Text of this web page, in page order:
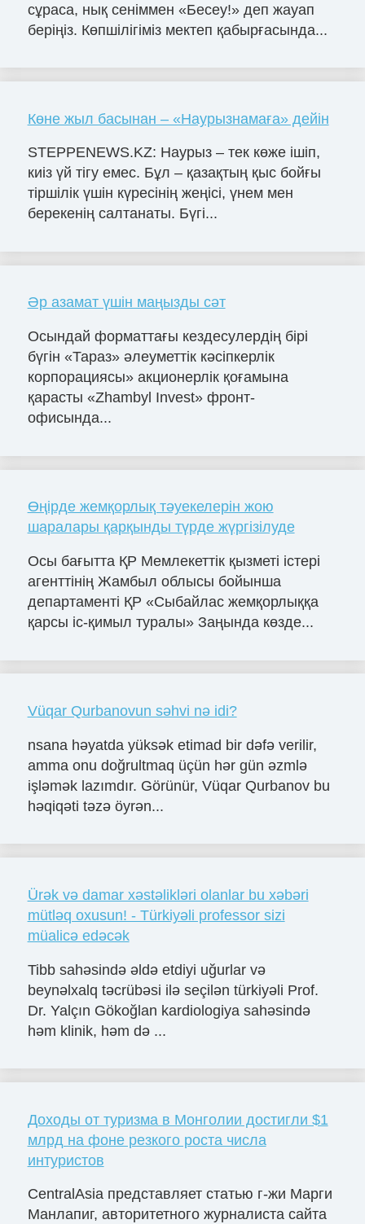
сұраса, нық сеніммен «Бесеу!» деп жауап
беріңіз. Көпшілігіміз мектеп қабырғасында...
Көне жыл басынан – «Наурызнамаға» дейін
STEPPENEWS.KZ: Наурыз – тек көже ішіп,
киіз үй тігу емес. Бұл – қазақтың қыс бойғы
тіршілік үшін күресінің жеңісі, үнем мен
берекенің салтанаты. Бүгі...
Әр азамат үшін маңызды сәт
Осындай форматтағы кездесулердің бірі
бүгін «Тараз» әлеуметтік кәсіпкерлік
корпорациясы» акционерлік қоғамына
қарасты «Zhambyl Invest» фронт-
офисында...
Өңірде жемқорлық тәуекелерін жою
шаралары қарқынды түрде жүргізілуде
Осы бағытта ҚР Мемлекеттік қызметі істері
агенттінің Жамбыл облысы бойынша
департаменті ҚР «Сыбайлас жемқорлыққа
қарсы іс-қимыл туралы» Заңында көзде...
Vüqar Qurbanovun səhvi nə idi?
nsana həyatda yüksək etimad bir dəfə verilir,
amma onu doğrultmaq üçün hər gün əzmlə
işləmək lazımdır. Görünür, Vüqar Qurbanov bu
həqiqəti təzə öyrən...
Ürək və damar xəstəlikləri olanlar bu xəbəri
mütləq oxusun! - Türkiyəli professor sizi
müalicə edəcək
Tibb sahəsində əldə etdiyi uğurlar və
beynəlxalq təcrübəsi ilə seçilən türkiyəli Prof.
Dr. Yalçın Gökoğlan kardiologiya sahəsində
həm klinik, həm də ...
Доходы от туризма в Монголии достигли $1
млрд на фоне резкого роста числа
интуристов
CentralAsia представляет статью г-жи Марги
Манлапиг, авторитетного журналиста сайта